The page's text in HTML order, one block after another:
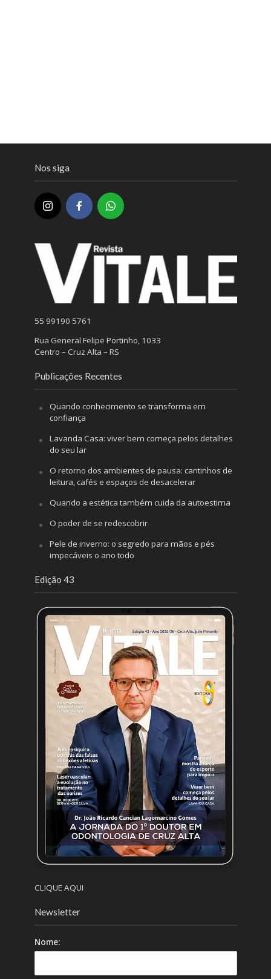
Nos siga
55 99190 5761
Rua General Felipe Portinho, 1033
Centro – Cruz Alta – RS
Publicações Recentes
Quando conhecimento se transforma em
confiança
Lavanda Casa: viver bem começa pelos detalhes
do seu lar
O retorno dos ambientes de pausa: cantinhos de
leitura, cafés e espaços de desacelerar
Quando a estética também cuida da autoestima
O poder de se redescobrir
Pele de inverno: o segredo para mãos e pés
impecáveis o ano todo
Edição 43
CLIQUE AQUI
Newsletter
Nome: